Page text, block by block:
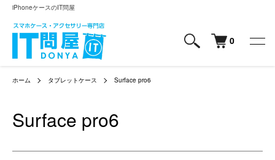
iPhoneケースのIT問屋
0
ホーム タブレットケース Surface pro6
Surface pro6